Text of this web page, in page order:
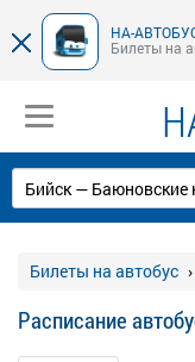
НА-
Билеты на
Билеты на автобус
Расписание